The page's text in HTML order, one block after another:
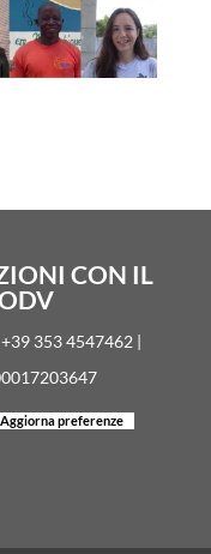
CON IL
353 4547462 |
Aggiorna preferenze